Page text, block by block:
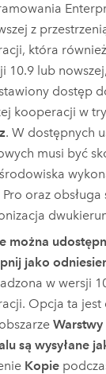
z
która
10.9 lub
dostęp
kooperacji w
. W dostępnych
musi być
oraz
można
jako
w wersji
Opcja ta jest
są wysyłane
Kopie